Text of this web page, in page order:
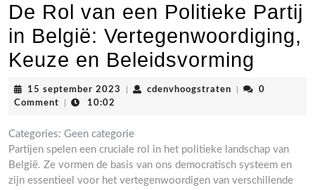
De Rol van een Politieke Partij
in België: Vertegenwoordiging,
Keuze en Beleidsvorming
15 september 2023 15
cdenvhoogstraten cdenvhoogstraten
0
Comment
10:02
Categories: Geen categorie
Partijen spelen een cruciale rol in het politieke landschap van
België. Ze vormen de basis van ons democratisch systeem en
zijn essentieel voor het vertegenwoordigen van verschillende